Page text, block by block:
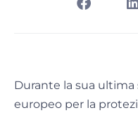
Durante la sua
europeo per la